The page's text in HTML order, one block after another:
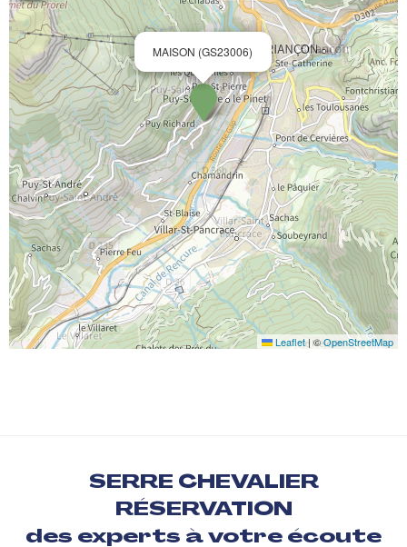
MAISON (GS23006)
Leaflet|©OpenStreetMap
SERRE CHEVALIER
RÉSERVATION
des experts à votre écoute